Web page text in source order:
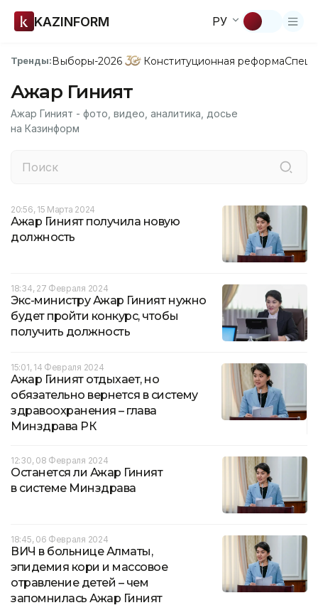
KAZINFORM РУ
Тренды:Выборы-2026 Конституционная реформа
Ажар Гиният
Ажар Гиният - фото, видео, аналитика, досье
на Казинформ
20:56, 15 Марта 2024
Ажар Гиният получила новую
должность
18:34, 27 Февраля 2024
Экс-министру Ажар Гиният нужно
будет пройти конкурс, чтобы
получить должность
15:01, 14 Февраля 2024
Ажар Гиният отдыхает, но
обязательно вернется в систему
здравоохранения – глава
Минздрава РК
12:30, 08 Февраля 2024
Останется ли Ажар Гиният
в системе Минздрава
18:45, 06 Февраля 2024
ВИЧ в больнице Алматы,
эпидемия кори и массовое
отравление детей – чем
запомнилась Ажар Гиният